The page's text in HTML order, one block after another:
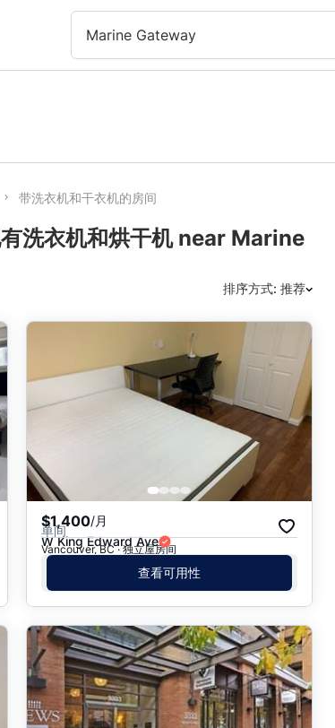
Marine Gateway
带洗衣机和干衣机的房间
洗衣机和烘干机 near Marine
排序方式: 推荐
推荐
日期: 最新日期在前
日期: 过往日期在前
价格 - $$$ 到 $
价格 - $ 到 $$$
$1,400/月
单间
W King Edward Ave
Vancouver, BC · 独立屋房间
查看可用性